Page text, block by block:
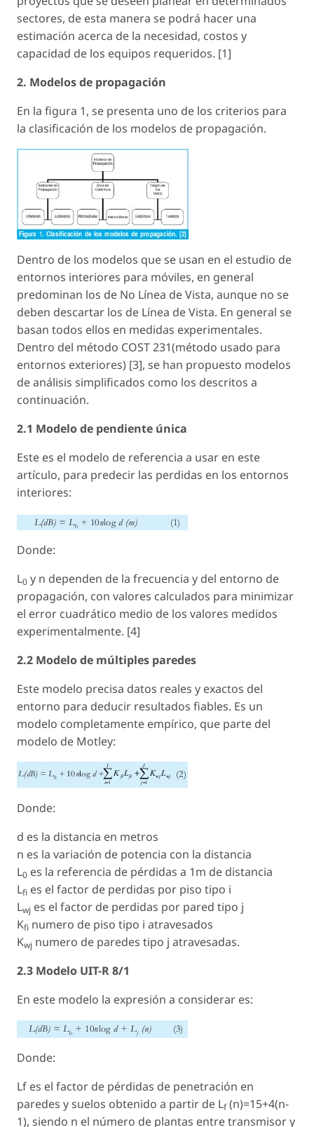
sectores, de esta manera se podrá hacer una
estimación acerca de la necesidad, costos y
capacidad de los equipos requeridos. [1]
2. Modelos de propagación
En la figura 1, se presenta uno de los criterios para
la clasificación de los modelos de propagación.
Dentro de los modelos que se usan en el estudio de
entornos interiores para móviles, en general
predominan los de No Línea de Vista, aunque no se
deben descartar los de Línea de Vista. En general se
basan todos ellos en medidas experimentales.
Dentro del método COST 231(método usado para
entornos exteriores) [3], se han propuesto modelos
de análisis simplificados como los descritos a
continuación.
2.1 Modelo de pendiente única
Este es el modelo de referencia a usar en este
artículo, para predecir las perdidas en los entornos
interiores:
Donde:
L0 y n dependen de la frecuencia y del entorno de
propagación, con valores calculados para minimizar
el error cuadrático medio de los valores medidos
experimentalmente. [4]
2.2 Modelo de múltiples paredes
Este modelo precisa datos reales y exactos del
entorno para deducir resultados fiables. Es un
modelo completamente empírico, que parte del
modelo de Motley:
Donde:
d es la distancia en metros
n es la variación de potencia con la distancia
L0 es la referencia de pérdidas a 1m de distancia
Lfi es el factor de perdidas por piso tipo i
Lwj es el factor de perdidas por pared tipo j
Kfi numero de piso tipo i atravesados
Kwj numero de paredes tipo j atravesadas.
2.3 Modelo UIT-R 8/1
En este modelo la expresión a considerar es:
Donde:
Lf es el factor de pérdidas de penetración en
paredes y suelos obtenido a partir de Lf(n)=15+4(n-
1), siendo n el número de plantas entre transmisor y